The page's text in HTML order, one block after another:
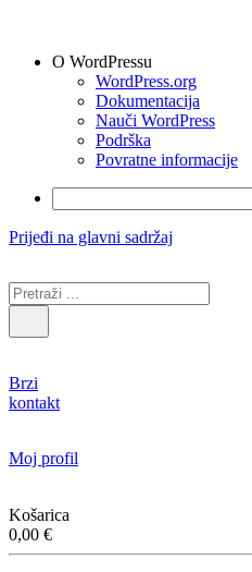
O WordPressu
WordPress.org
Dokumentacija
Nauči WordPress
Podrška
Povratne informacije
Prijeđi na glavni sadržaj
Brzi
kontakt
Moj profil
Košarica
0,00 €